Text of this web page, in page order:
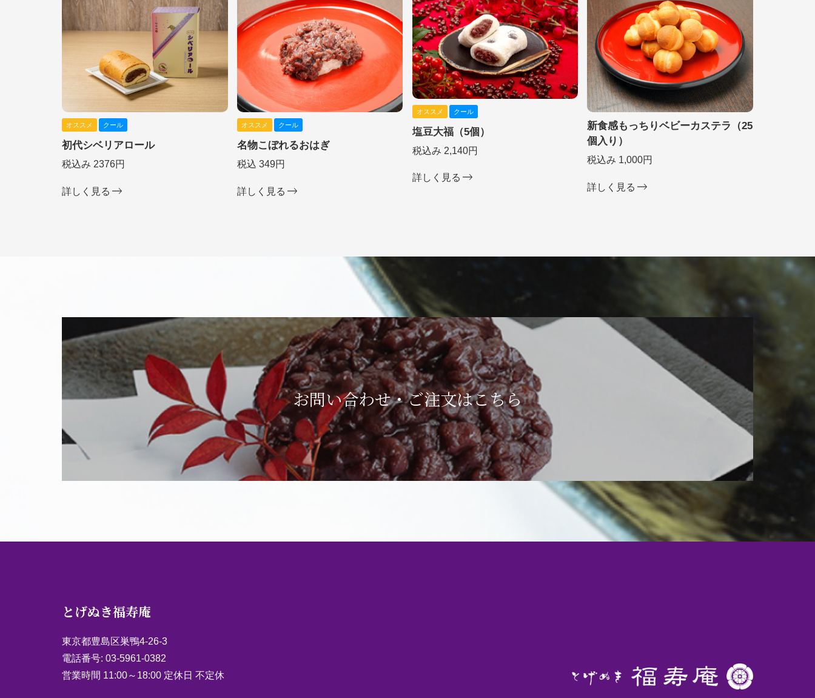
オススメ クール
初代シベリアロール
税込み 2376円
詳しく見る
オススメ クール
名物こぼれるおはぎ
税込 349円
詳しく見る
オススメ クール
塩豆大福（5個）
税込み 2,140円
詳しく見る
新食感もっちりベビーカステラ（25
個入り）
税込み 1,000円
詳しく見る
お問い合わせ・ご注文はこちら
とげぬき福寿庵
東京都豊島区巣鴨4-26-3
電話番号: 03-5961-0382
営業時間 11:00～18:00 定休日 不定休